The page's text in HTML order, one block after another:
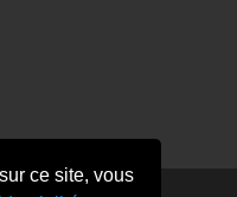
ce site, vous